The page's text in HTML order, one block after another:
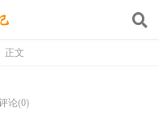
正文
论(0)